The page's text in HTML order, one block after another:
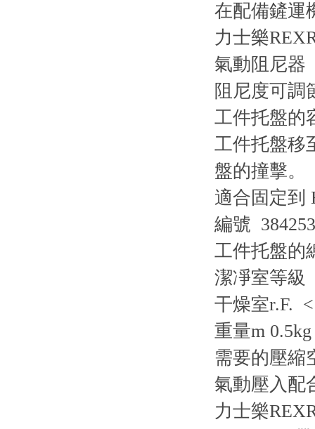
在配備鏟運
力士樂
氣動阻尼器
阻尼度可調
工件托盤的
工件托盤移
盤的撞擊。
適合固定到
編號
工件托盤的
潔凈室等級
干燥室r.F.
重量m 0.5kg
需要的壓縮
氣動壓入配
力士樂